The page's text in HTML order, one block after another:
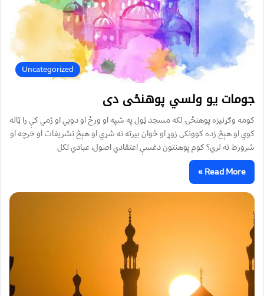
Uncategorized
جومات يو ولسي پوهنځی دی
کومه وګړنيزه پوهنځۍ لکه مسجد ټول په شپه او ورځ او دوبي او ژمي کې را ټاله
کوي او هېڅ زده کوونکى زوړ او ځوان بيرته نه شړي او هېڅ تشريفات او خرچه او
شرورط نه لري؟ کوم پوهنتون دغسې اعتقادي اصول، عبادي تکل
Read More »